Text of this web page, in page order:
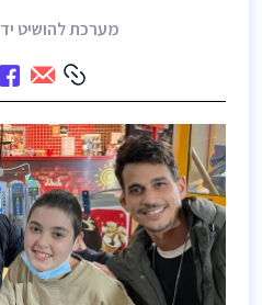
מערכת להושיט יד